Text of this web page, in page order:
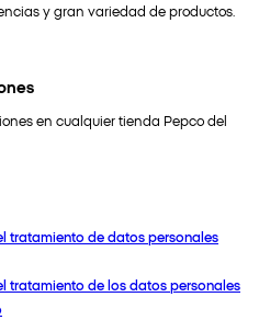
y gran variedad de productos.
en cualquier tienda Pepco del
tratamiento de datos personales
tratamiento de los datos personales